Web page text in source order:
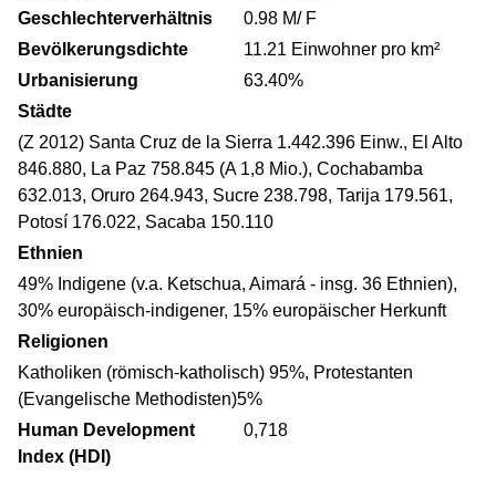
Geschlechterverhältnis
0.98 M/ F
Bevölkerungsdichte
11.21 Einwohner pro km²
Urbanisierung
63.40%
Städte
(Z 2012) Santa Cruz de la Sierra 1.442.396 Einw., El Alto
846.880, La Paz 758.845 (A 1,8 Mio.), Cochabamba
632.013, Oruro 264.943, Sucre 238.798, Tarija 179.561,
Potosí 176.022, Sacaba 150.110
Ethnien
49% Indigene (v.a. Ketschua, Aimará - insg. 36 Ethnien),
30% europäisch-indigener, 15% europäischer Herkunft
Religionen
Katholiken (römisch-katholisch) 95%, Protestanten
(Evangelische Methodisten)5%
Human Development
Index (HDI)
0,718